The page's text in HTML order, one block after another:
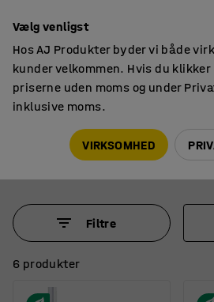
Trafikspejle
Filtre
6 produkter
Vælg venligst
Hos AJ Produkter byder vi både
kunder velkommen. Hvis du
priserne uden moms og under
inklusive moms.
VIRKSOMHED